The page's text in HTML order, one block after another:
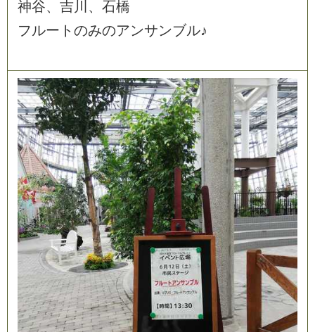
神谷、 吉川 、 石橋
フルー ト のみのアンサンブル♪